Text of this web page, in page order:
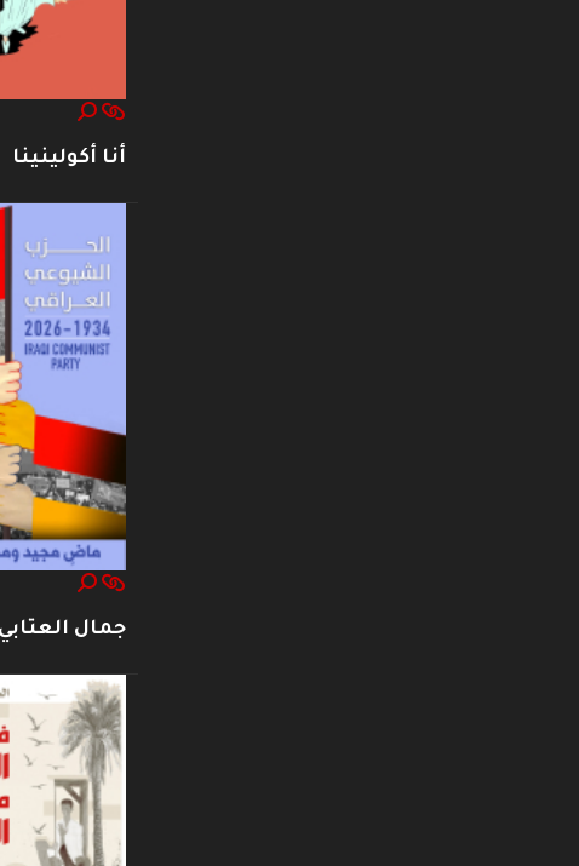
أنا أكولينينا
جمال العتابي